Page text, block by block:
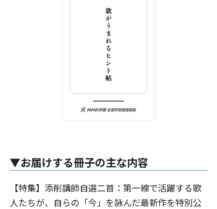
▼お届けする冊子の主な内容
【特集】添削講師自選二首：第一線で活躍する歌
人たちが、自らの「今」を詠んだ最新作を特別公